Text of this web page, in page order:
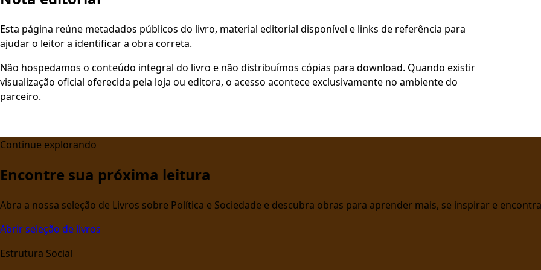
Esta página reúne metadados públicos do livro, material editorial disponível e links de referência para
ajudar o leitor a identificar a obra correta.
Não hospedamos o conteúdo integral do livro e não distribuímos cópias para download. Quando existir
visualização oficial oferecida pela loja ou editora, o acesso acontece exclusivamente no ambiente do
parceiro.
Continue explorando
Encontre sua próxima leitura
Abra a nossa seleção de Livros sobre Política e Sociedade e descubra obras para aprender mais, se inspirar e
Abrir seleção de livros
Estrutura Social